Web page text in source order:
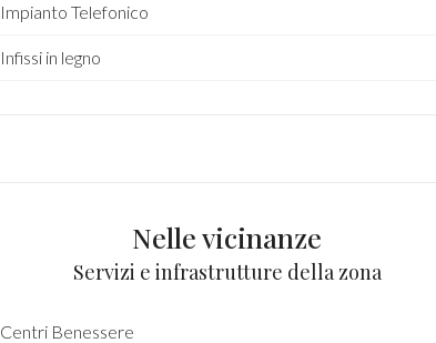
Impianto Telefonico
Infissi in legno
Nelle vicinanze
Servizi e infrastrutture della zona
Centri Benessere